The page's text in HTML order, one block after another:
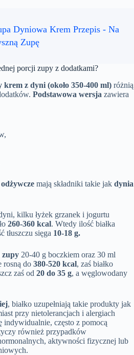
Dyniowa Krem Przepis - Na
Zupę
porcji zupy z dodatkami?
z dyni (około 350-400 ml) różnią
Podstawowa wersja zawiera
mają składniki takie jak dynia
kilku łyżek grzanek i jogurtu
260-360 kcal. Wtedy ilość białka
tłuszczu sięga 10-18 g.
zupy 20-40 g boczkiem oraz 30 ml
rosną do 380-520 kcal, zaś białko
zaś od 20 do 35 g, a węglowodany
, białko uzupełniają takie produkty jak
przy nietolerancjach i alergiach
indywidualnie, często z pomocą
również przypadków
aktywności fizycznej lub